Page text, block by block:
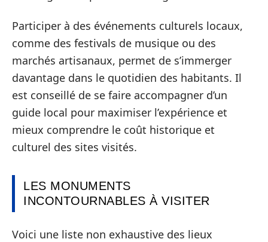
Participer à des événements culturels locaux,
comme des festivals de musique ou des
marchés artisanaux, permet de s’immerger
davantage dans le quotidien des habitants. Il
est conseillé de se faire accompagner d’un
guide local pour maximiser l’expérience et
mieux comprendre le coût historique et
culturel des sites visités.
LES MONUMENTS
INCONTOURNABLES À VISITER
Voici une liste non exhaustive des lieux